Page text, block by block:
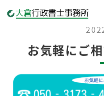
お気軽にご